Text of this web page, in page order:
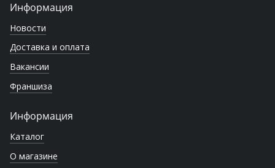
Информация
Новости
Доставка и оплата
Вакансии
Франшиза
Информация
Каталог
О магазине